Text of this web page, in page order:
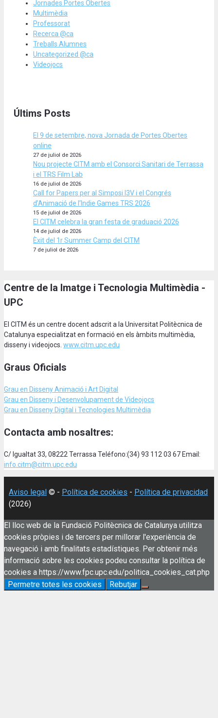
Jornades Portes Obertes
Multimèdia
Professorat
Recerca @ca
Treballs Alumnes
Uncategorized @ca
Videojocs
Últims Posts
El 9 de setembre, nova Jornada de Portes Obertes
online
27 de juliol de 2026
Nou projecte CITM amb el Consorci Sanitari de Terrassa
i el TRS Film Lab
16 de juliol de 2026
Call for Papers per al Simposi I3V i el Congrés
d’Animació de l’Indie Games TRS 2026
15 de juliol de 2026
El CITM celebra la gran festa de graduació 2026
14 de juliol de 2026
Èxit del 1r Summer Camp del CITM
7 de juliol de 2026
Centre de la Imatge i Tecnologia Multimèdia -
UPC
El CITM és un centre docent adscrit a la Universitat Politècnica de
Catalunya especialitzat en formació en els àmbits multimèdia,
disseny i videojocs. www.citm.upc.edu
Graus Oficials
Grau en Disseny Animació i Art Digital
Grau en Disseny i Desenvolupament de Videojocs
Grau en Disseny Digital i Tecnologies Multimèdia
Contacta amb nosaltres:
C/ Igualtat 33, 08222 Terrassa Teléfono:(34) 93 112 03 67 Email:
info.citm@citm.upc.edu
Aviso legal © - Política de cookies - Política de privacidad
(2026)
El lloc web de la Fundació Politècnica de Catalunya utilitza
cookies pròpies i de tercers per millorar l'experiència de
navegació i amb finalitats estadístiques. Per obtenir més
informació sobre les cookies podeu consultar la política de
cookies a https://www.fpc.upc.edu/politica_cookies_cat.php
Permetre totes les cookies
Rebutjar